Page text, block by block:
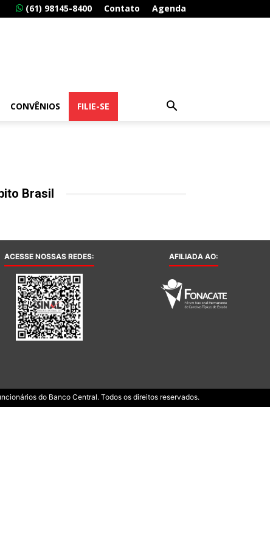
(61) 98145-8400 Contato Agenda
CONVÊNIOS FILIE-SE
Brasil
ACESSE NOSSAS REDES: AFILIADA AO:
do Banco Central. Todos os direitos reservados.